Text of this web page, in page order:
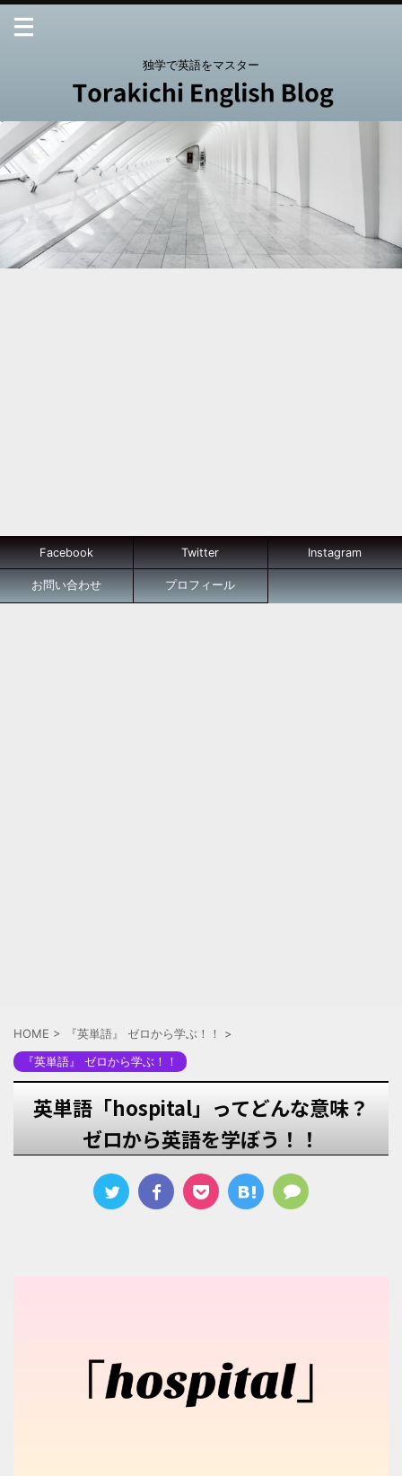
独学で英語をマスター
Facebook Twitter Instagram
お問い合わせ プロフィール
HOME > 『英単語』 ゼロから学ぶ！！
>
『英単語』 ゼロから学ぶ！！
英単語「hospital」ってどんな意味？
ゼロから英語を学ぼう！！